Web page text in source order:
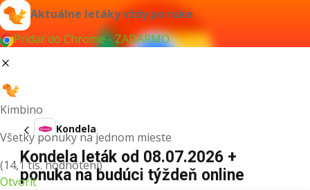
Aktuálne letáky vždy po ruke
Pridať do Chrome - ZADARMO
Kimbino
Všetky ponuky na jednom mieste
(14,1 tis. hodnotení)
Otvoriť
Kondela
Kondela leták od 08.07.2026 +
ponuka na budúci týždeň online